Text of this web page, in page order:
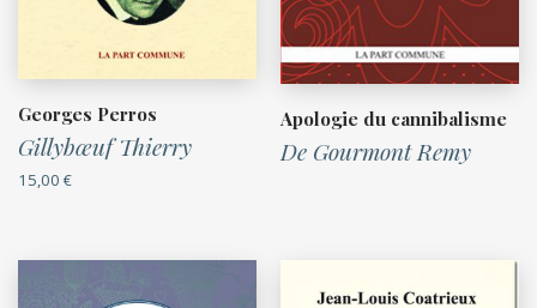
Georges Perros
Gillybœuf Thierry
15,00 €
Apologie du cannibalisme
De Gourmont Remy